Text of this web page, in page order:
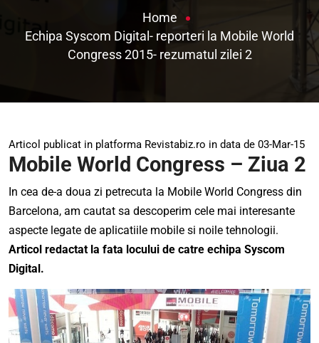
Home
Echipa Syscom Digital- reporteri la Mobile World
Congress 2015- rezumatul zilei 2
Articol publicat in platforma Revistabiz.ro in data de 03-Mar-15
Mobile World Congress – Ziua 2
In cea de-a doua zi petrecuta la Mobile World Congress din
Barcelona, am cautat sa descoperim cele mai interesante
aspecte legate de aplicatiile mobile si noile tehnologii.
Articol redactat la fata locului de catre echipa Syscom
Digital .